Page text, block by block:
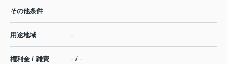
その他条件
用途地域 -
権利金 / 雑費 - / -